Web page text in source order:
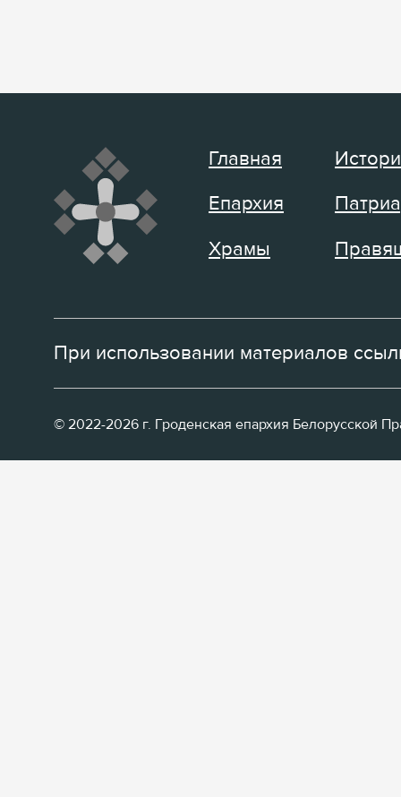
Главная
Епархия
Храмы
При использовании материалов
© 2022-2026 г. Гроденская епархия Белорусской